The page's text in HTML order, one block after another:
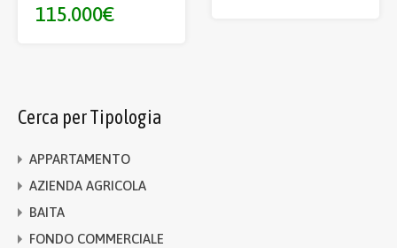
115.000€
Cerca per Tipologia
APPARTAMENTO
AZIENDA AGRICOLA
BAITA
FONDO COMMERCIALE